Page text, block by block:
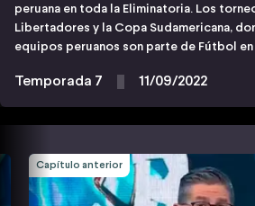
peruana en toda la Eliminatoria. Los
Libertadores y la Copa Sudamericana,
equipos peruanos son parte de Fútbol en
Temporada 7 11/09/2022
Capítulo anterior